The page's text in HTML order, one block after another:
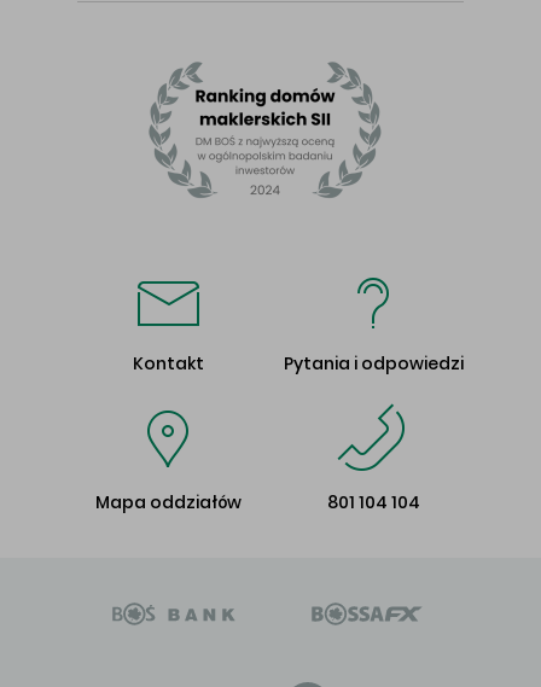
Kontakt Pytania i odpowiedzi
Mapa oddziałów 801 104 104